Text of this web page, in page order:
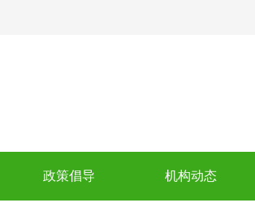
政策倡导 机构动态